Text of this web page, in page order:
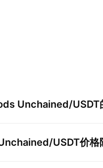
Unchained/USDT
USDT价格